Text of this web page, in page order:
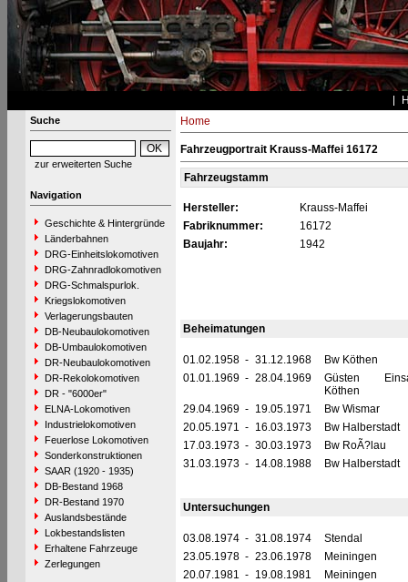
Suche
zur erweiterten Suche
Navigation
Geschichte & Hintergründe
Länderbahnen
DRG-Einheitslokomotiven
DRG-Zahnradlokomotiven
DRG-Schmalspurlok.
Kriegslokomotiven
Verlagerungsbauten
DB-Neubaulokomotiven
DB-Umbaulokomotiven
DR-Neubaulokomotiven
DR-Rekolokomotiven
DR - "6000er"
ELNA-Lokomotiven
Industrielokomotiven
Feuerlose Lokomotiven
Sonderkonstruktionen
SAAR (1920 - 1935)
DB-Bestand 1968
DR-Bestand 1970
Auslandsbestände
Lokbestandslisten
Erhaltene Fahrzeuge
Zerlegungen
Home
Fahrzeugportrait Krauss-Maffei 16172
Fahrzeugstamm
Hersteller:
Krauss-Maffei
Fabriknummer:
16172
Baujahr:
1942
Beheimatungen
01.02.1958 - 31.12.1968
Bw Köthen
01.01.1969 - 28.04.1969
Güsten
Köthen
29.04.1969 - 19.05.1971
Bw Wismar
20.05.1971 - 16.03.1973
Bw Halberstadt
17.03.1973 - 30.03.1973
Bw RoÃ?lau
31.03.1973 - 14.08.1988 Bw Halberstadt
Untersuchungen
03.08.1974 - 31.08.1974
Stendal
23.05.1978 - 23.06.1978
Meiningen
20.07.1981 - 19.08.1981 Meiningen